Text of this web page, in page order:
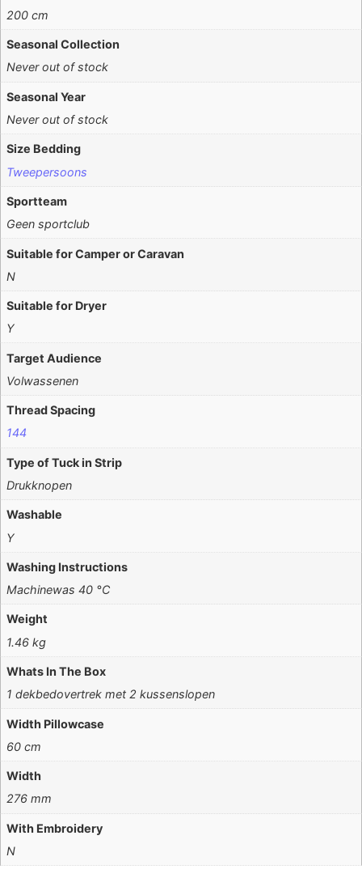
200 cm
Seasonal Collection
Never out of stock
Seasonal Year
Never out of stock
Size Bedding
Tweepersoons
Sportteam
Geen sportclub
Suitable for Camper or Caravan
N
Suitable for Dryer
Y
Target Audience
Volwassenen
Thread Spacing
144
Type of Tuck in Strip
Drukknopen
Washable
Y
Washing Instructions
Machinewas 40 °C
Weight
1.46 kg
Whats In The Box
1 dekbedovertrek met 2 kussenslopen
Width Pillowcase
60 cm
Width
276 mm
With Embroidery
N